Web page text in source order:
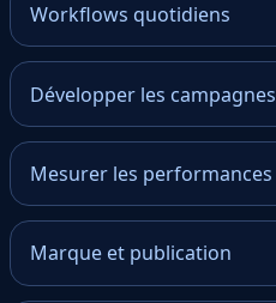
Workflows quotidiens
Développer les campagnes
Mesurer les performances
Marque et publication